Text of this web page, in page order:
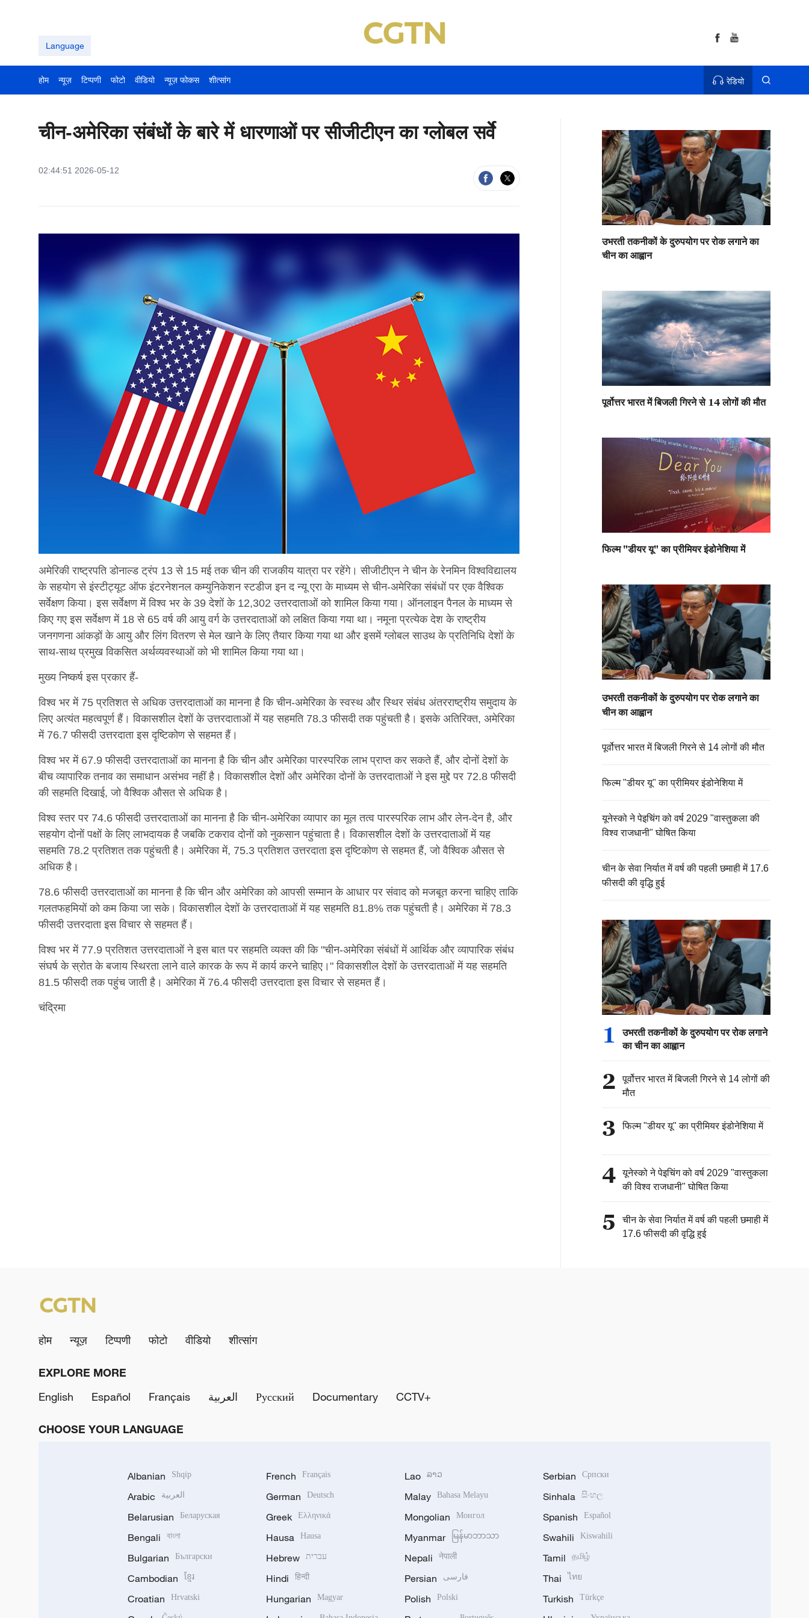
Language
होम न्यूज़ टिप्पणी फोटो वीडियो न्यूज़ फोकस शीत्सांग रेडियो
चीन-अमेरिका संबंधों के बारे में धारणाओं पर सीजीटीएन का ग्लोबल सर्वे
02:44:51 2026-05-12
अमेरिकी राष्ट्रपति डोनाल्ड ट्रंप 13 से 15 मई तक चीन की राजकीय यात्रा पर रहेंगे। सीजीटीएन ने चीन के रेनमिन विश्वविद्यालय
के सहयोग से इंस्टीट्यूट ऑफ इंटरनेशनल कम्युनिकेशन स्टडीज इन द न्यू एरा के माध्यम से चीन-अमेरिका संबंधों पर एक वैश्विक
सर्वेक्षण किया। इस सर्वेक्षण में विश्व भर के 39 देशों के 12,302 उत्तरदाताओं को शामिल किया गया। ऑनलाइन पैनल के माध्यम से
किए गए इस सर्वेक्षण में 18 से 65 वर्ष की आयु वर्ग के उत्तरदाताओं को लक्षित किया गया था। नमूना प्रत्येक देश के राष्ट्रीय
जनगणना आंकड़ों के आयु और लिंग वितरण से मेल खाने के लिए तैयार किया गया था और इसमें ग्लोबल साउथ के प्रतिनिधि देशों के
साथ-साथ प्रमुख विकसित अर्थव्यवस्थाओं को भी शामिल किया गया था।
मुख्य निष्कर्ष इस प्रकार हैं-
विश्व भर में 75 प्रतिशत से अधिक उत्तरदाताओं का मानना ​​है कि चीन-अमेरिका के स्वस्थ और स्थिर संबंध अंतरराष्ट्रीय समुदाय के
लिए अत्यंत महत्वपूर्ण हैं। विकासशील देशों के उत्तरदाताओं में यह सहमति 78.3 फीसदी तक पहुंचती है। इसके अतिरिक्त, अमेरिका
में 76.7 फीसदी उत्तरदाता इस दृष्टिकोण से सहमत हैं।
विश्व भर में 67.9 फीसदी उत्तरदाताओं का मानना ​​है कि चीन और अमेरिका पारस्परिक लाभ प्राप्त कर सकते हैं, और दोनों देशों के
बीच व्यापारिक तनाव का समाधान असंभव नहीं है। विकासशील देशों और अमेरिका दोनों के उत्तरदाताओं ने इस मुद्दे पर 72.8 फीसदी
की सहमति दिखाई, जो वैश्विक औसत से अधिक है।
विश्व स्तर पर 74.6 फीसदी उत्तरदाताओं का मानना ​​है कि चीन-अमेरिका व्यापार का मूल तत्व पारस्परिक लाभ और लेन-देन है, और
सहयोग दोनों पक्षों के लिए लाभदायक है जबकि टकराव दोनों को नुकसान पहुंचाता है। विकासशील देशों के उत्तरदाताओं में यह
सहमति 78.2 प्रतिशत तक पहुंचती है। अमेरिका में, 75.3 प्रतिशत उत्तरदाता इस दृष्टिकोण से सहमत हैं, जो वैश्विक औसत से
अधिक है।
78.6 फीसदी उत्तरदाताओं का मानना ​​है कि चीन और अमेरिका को आपसी सम्मान के आधार पर संवाद को मजबूत करना चाहिए ताकि
गलतफहमियों को कम किया जा सके। विकासशील देशों के उत्तरदाताओं में यह सहमति 81.8% तक पहुंचती है। अमेरिका में 78.3
फीसदी उत्तरदाता इस विचार से सहमत हैं।
विश्व भर में 77.9 प्रतिशत उत्तरदाताओं ने इस बात पर सहमति व्यक्त की कि "चीन-अमेरिका संबंधों में आर्थिक और व्यापारिक संबंध
संघर्ष के स्रोत के बजाय स्थिरता लाने वाले कारक के रूप में कार्य करने चाहिए।" विकासशील देशों के उत्तरदाताओं में यह सहमति
81.5 फीसदी तक पहुंच जाती है। अमेरिका में 76.4 फीसदी उत्तरदाता इस विचार से सहमत हैं।
चंद्रिमा
उभरती तकनीकों के दुरुपयोग पर रोक लगाने का
चीन का आह्वान
पूर्वोत्तर भारत में बिजली गिरने से 14 लोगों की मौत
फिल्म "डीयर यू" का प्रीमियर इंडोनेशिया में
उभरती तकनीकों के दुरुपयोग पर रोक लगाने का
चीन का आह्वान
पूर्वोत्तर भारत में बिजली गिरने से 14 लोगों की मौत
फिल्म "डीयर यू" का प्रीमियर इंडोनेशिया में
यूनेस्को ने पेइचिंग को वर्ष 2029 "वास्तुकला की
विश्व राजधानी" घोषित किया
चीन के सेवा निर्यात में वर्ष की पहली छमाही में 17.6
फीसदी की वृद्धि हुई
1
उभरती तकनीकों के दुरुपयोग पर रोक लगाने
का चीन का आह्वान
2
पूर्वोत्तर भारत में बिजली गिरने से 14 लोगों की
मौत
3 फिल्म "डीयर यू" का प्रीमियर इंडोनेशिया में
4
यूनेस्को ने पेइचिंग को वर्ष 2029 "वास्तुकला
की विश्व राजधानी" घोषित किया
5
चीन के सेवा निर्यात में वर्ष की पहली छमाही में
17.6 फीसदी की वृद्धि हुई
होम न्यूज़ टिप्पणी फोटो वीडियो शीत्सांग
EXPLORE MORE
English
Español Français العربية Русский Documentary CCTV+
CHOOSE YOUR LANGUAGE
Albanian Shqip
Arabic العربية
Belarusian Беларуская
Bengali বাংলা
Bulgarian Български
Cambodian ខ្មែរ
Croatian Hrvatski
French Français
German Deutsch
Greek Ελληνικά
Hausa Hausa
Hebrew עברית
Hindi हिन्दी
Hungarian Magyar
Lao ລາວ
Malay Bahasa Melayu
Mongolian Монгол
Myanmar မြန်မာဘာသာ
Nepali नेपाली
Persian فارسی
Polish Polski
Serbian Српски
Sinhala සිංහල
Spanish Español
Swahili Kiswahili
Tamil தமிழ்
Thai ไทย
Turkish Türkçe